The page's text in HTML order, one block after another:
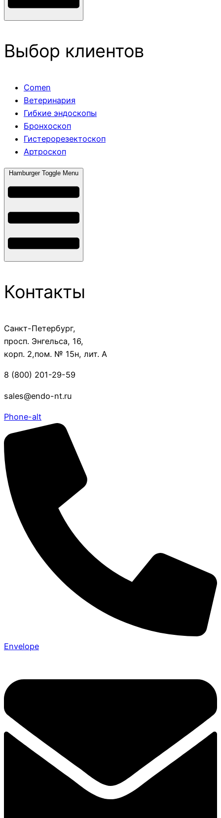
Выбор клиентов
Comen
Ветеринария
Гибкие эндоскопы
Бронхоскоп
Гистерорезектоскоп
Артроскоп
Hamburger Toggle Menu
Контакты
Санкт-Петербург,
просп. Энгельса, 16,
корп. 2,пом. № 15н, лит. А
8 (800) 201-29-59
sales@endo-nt.ru
Phone-alt
Envelope